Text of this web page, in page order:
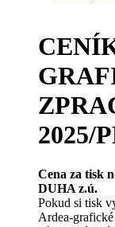
2025/
Cena za tisk
DUHA z.ú.
Pokud si tisk
Ardea-